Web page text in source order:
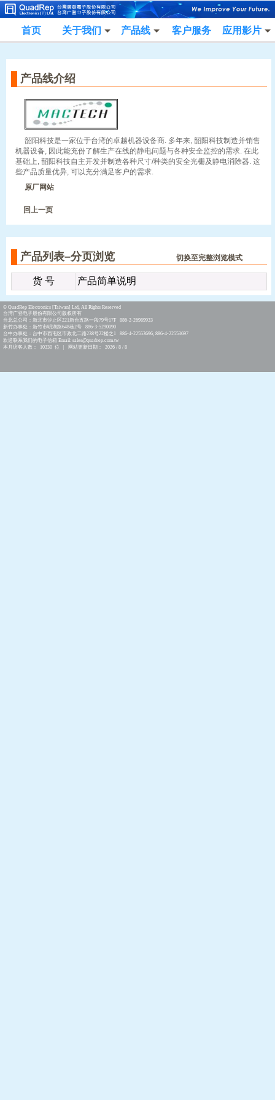
首页 关于我们 产品线 客户服务 应用影片
产品线介绍
韶阳科技是一家位于台湾的卓越机器设备商. 多年来, 韶阳科技制造并销售
机器设备, 因此能充份了解生产在线的静电问题与各种安全监控的需求. 在此
基础上, 韶阳科技自主开发并制造各种尺寸/种类的安全光栅及静电消除器. 这
些产品质量优异, 可以充分满足客户的需求.
原厂网站
回上一页
产品列表–分页浏览 切换至完整浏览模式
货 号 产品简单说明
© QuadRep Electronics [Taiwan] Ltd, All Rights Reserved
台湾广登电子股份有限公司版权所有
台北总公司：新北市汐止区221新台五路一段79号17F 886-2-26989933
新竹办事处：新竹市明湖路648巷2号 886-3-5290090
台中办事处：台中市西屯区市政北二路238号22楼之1 886-4-22553696; 886-4-22553697
欢迎联系我们的电子信箱 Email: sales@quadrep.com.tw
本月访客人数： 10330 位 | 网站更新日期： 2026 / 8 / 8